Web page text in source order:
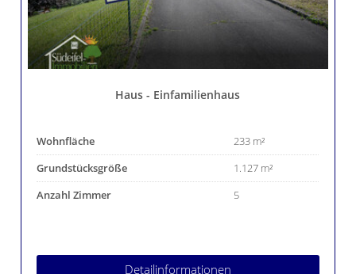
Haus - Einfamilienhaus
Wohnfläche
233 m²
Grundstücksgröße
1.127 m²
Anzahl Zimmer
5
Detailinformationen